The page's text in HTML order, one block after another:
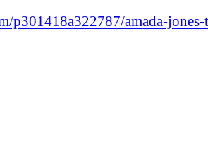
p301418a322787/amada-